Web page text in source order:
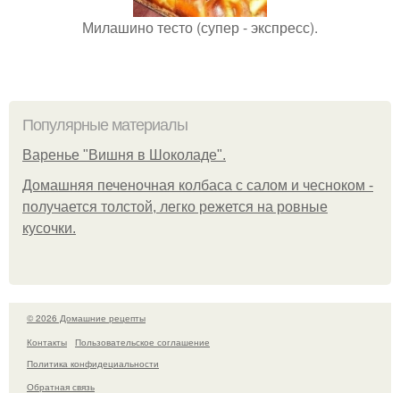
Милашино тесто (супер - экспресс).
Популярные материалы
Варенье "Вишня в Шоколаде".
Домашняя печеночная колбаса с салом и чесноком -
получается толстой, легко режется на ровные
кусочки.
© 2026 Домашние рецепты
Контакты
Пользовательское соглашение
Политика конфидециальности
Обратная связь